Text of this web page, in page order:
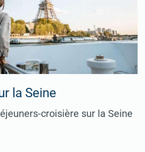
la Seine
croisière sur la Seine